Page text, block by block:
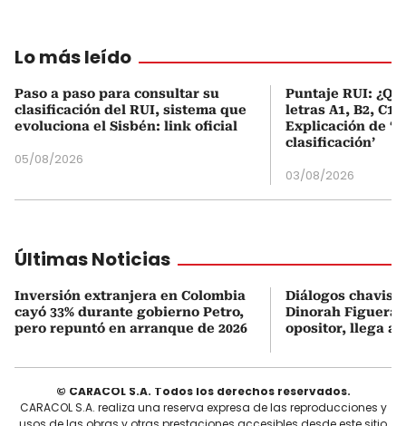
Lo más leído
Paso a paso para consultar su
clasificación del RUI, sistema que
evoluciona el Sisbén: link oficial
05/08/2026
Puntaje RUI:
letras A1, B2, C1
Explicación de
clasificación’
03/08/2026
Últimas Noticias
Inversión extranjera en Colombia
cayó 33% durante gobierno Petro,
pero repuntó en arranque de 2026
Diálogos
Dinorah
opositor, llega a
© CARACOL S.A. Todos los derechos reservados.
CARACOL S.A. realiza una reserva expresa de las reproducciones y